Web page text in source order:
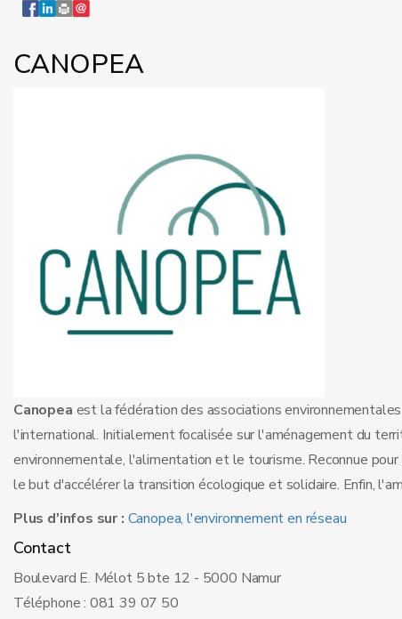
CANOPEA
Canopea est la fédération des associations
l'international. Initialement focalisée sur l'aménagement du
environnementale, l'alimentation et le tourisme. Reconnue
le but d'accélérer la transition écologique et solidaire. Enfin,
Plus d'infos sur : Canopea, l'environnement en réseau
Contact
Boulevard E. Mélot 5 bte 12 - 5000 Namur
Téléphone : 081 39 07 50